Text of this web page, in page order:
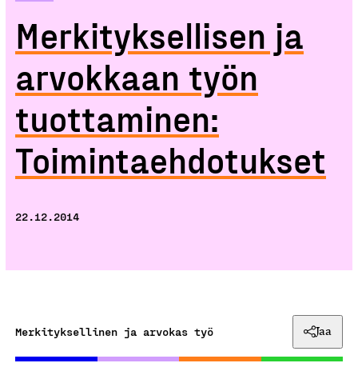
Merkityksellisen ja
arvokkaan työn
tuottaminen:
Toimintaehdotukset
22.12.2014
Merkityksellinen ja arvokas työ Jaa